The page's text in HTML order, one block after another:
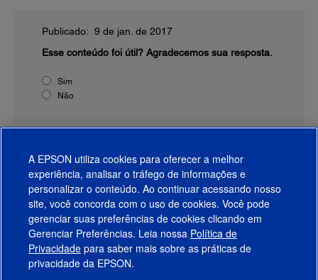
Publicado: 9 de jan. de 2017
Esse conteúdo foi útil? Agradecemos sua resposta.
Sim
Não
Produtos
Suporte
A EPSON utiliza cookies para oferecer a melhor
experiência, analisar o tráfego de informações e
personalizar o conteúdo. Ao continuar acessando nosso
site, você concorda com o uso de cookies. Você pode
gerenciar suas preferências de cookies clicando em
Gerenciar Preferências. Leia nossa Política de
Privacidade para saber mais sobre as práticas de
privacidade da EPSON.